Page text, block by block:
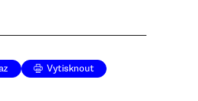
Vytisknout